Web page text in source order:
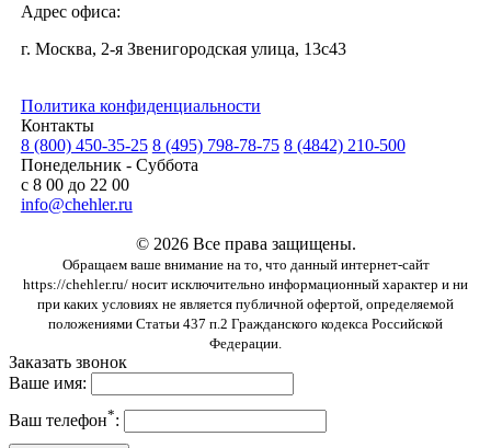
Адрес офиса:
г. Москва, 2-я Звенигородская улица, 13с43
Политика конфиденциальности
Контакты
8 (800) 450-35-25 8 (495) 798-78-75 8 (4842) 210-500
Понедельник - Суббота
с 8 00 до 22 00
info@chehler.ru
© 2026 Все права защищены.
Обращаем ваше внимание на то, что данный интернет-сайт
https://chehler.ru/ носит исключительно информационный характер и ни
при каких условиях не является публичной офертой, определяемой
положениями Статьи 437 п.2 Гражданского кодекса Российской
Федерации.
Заказать звонок
Ваше имя:
Ваш телефон*: